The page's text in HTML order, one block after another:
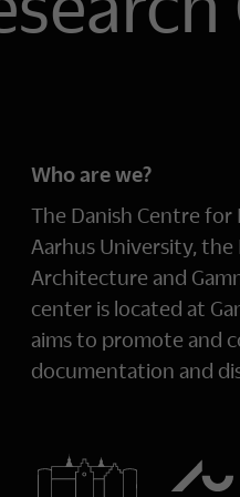
Who are we?
The Danish Centre for
Aarhus University,
Architecture and
center is located at
aims to promote and
documentation and